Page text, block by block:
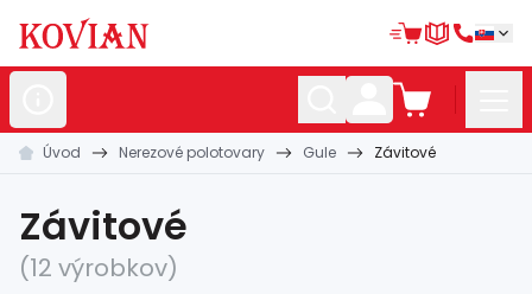
Nerezovépolotovary
Hliníkovépolotovary
Kované polotovary
Úvod Nerezové polotovary Gule Závitové
Závitové
(12 výrobkov)